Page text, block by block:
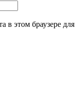
в этом браузере для